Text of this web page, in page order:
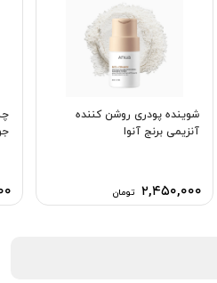
شوینده پودری روشن کننده
آنزیمی برنج آنوا
۲,۴۵۰,۰۰۰ تومان